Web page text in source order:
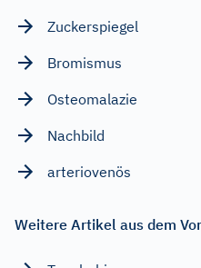
Zuckerspiegel
Bromismus
Osteomalazie
Nachbild
arteriovenös
Weitere Artikel aus dem